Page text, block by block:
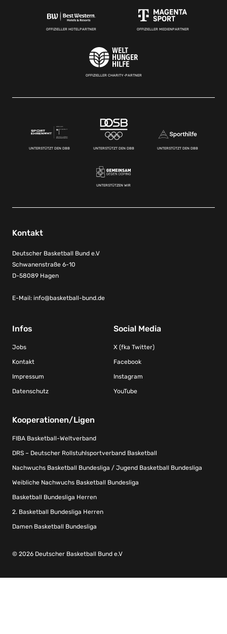
OFFIZIELLER HOTELPARTNER OFFIZIELLER MEDIENPARTNER
OFFIZIELLER CHARITY-PARTNER
UNTERSTÜTZT DEN DBB UNTERSTÜTZT DEN DBB UNTERSTÜTZT DEN DBB
UNTERSTÜTZEN WIR
Kontakt
Deutscher Basketball Bund e.V
Schwanenstraße 6-10
D-58089 Hagen
E-Mail: info@basketball-bund.de
Infos
Jobs
Kontakt
Impressum
Datenschutz
Social Media
X (fka Twitter)
Facebook
Instagram
YouTube
Kooperationen/Ligen
FIBA Basketball-Weltverband
DRS – Deutscher Rollstuhlsportverband Basketball
Nachwuchs Basketball Bundesliga / Jugend Basketball Bundesliga
Weibliche Nachwuchs Basketball Bundesliga
Basketball Bundesliga Herren
2. Basketball Bundesliga Herren
Damen Basketball Bundesliga
© 2026 Deutscher Basketball Bund e.V